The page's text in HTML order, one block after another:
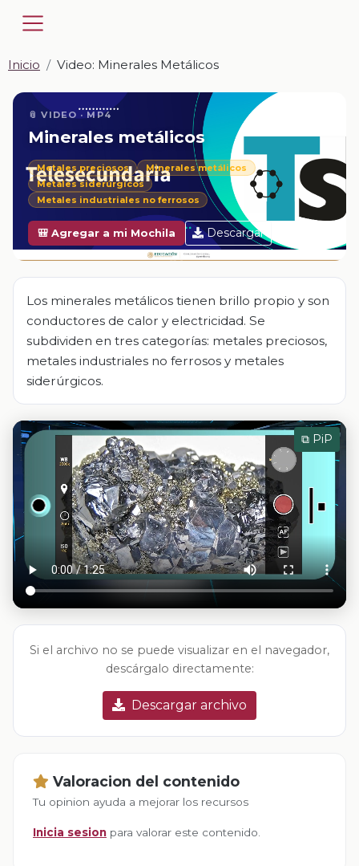
Inicio Video: Minerales Metálicos
📎 VIDEO · MP4
Minerales metálicos
Metales preciosos
Minerales metálicos
Metales siderúrgicos
Metales industriales no ferrosos
🎒 Agregar a mi Mochila Descargar
Los minerales metálicos tienen brillo propio y son
conductores de calor y electricidad. Se
subdividen en tres categorías: metales preciosos,
metales industriales no ferrosos y metales
siderúrgicos.
⧉ PiP
Si el archivo no se puede visualizar en el navegador,
descárgalo directamente:
Descargar archivo
Valoracion del contenido
Tu opinion ayuda a mejorar los recursos
Inicia sesion para valorar este contenido.